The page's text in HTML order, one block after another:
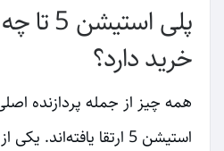
پلی
خرید دارد؟
همه چیز از جمله پردازنده
استیشن 5 ارتقا